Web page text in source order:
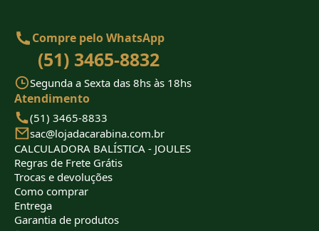
Compre pelo WhatsApp
(51) 3465-8832
Segunda a Sexta das 8hs às 18hs
Atendimento
(51) 3465-8833
sac@lojadacarabina.com.br
CALCULADORA BALÍSTICA - JOULES
Regras de Frete Grátis
Trocas e devoluções
Como comprar
Entrega
Garantia de produtos